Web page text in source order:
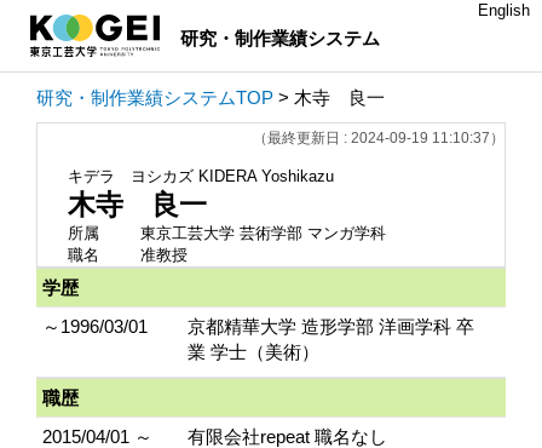
研究・制作業績システム
English
研究・制作業績システムTOP > 木寺 良一
（最終更新日 : 2024-09-19 11:10:37）
キデラ ヨシカズ KIDERA Yoshikazu
木寺 良一
所属
東京工芸大学 芸術学部 マンガ学科
職名
准教授
学歴
～1996/03/01
京都精華大学 造形学部 洋画学科 卒
業 学士（美術）
職歴
2015/04/01 ～
有限会社repeat 職名なし